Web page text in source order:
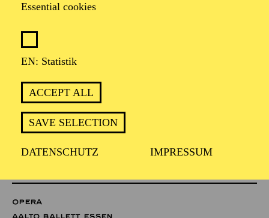
Essential cookies
EN: Statistik
ACCEPT ALL
SAVE SELECTION
DATENSCHUTZ IMPRESSUM
Wednesday
03.03.2027
15:30 - 17:30
Aalto-Foyer
ÖFFENTLICHE THEATER­
FÜHRUNG
OPERA
AALTO BALLETT ESSEN